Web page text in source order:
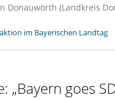
Donauwörth (Landkreis
im Bayerischen Landtag
„Bayern goes